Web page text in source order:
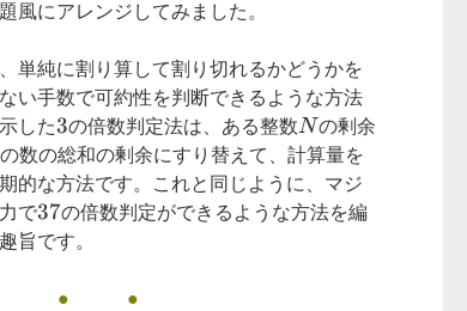
風にアレンジしてみました。
単純に割り算して割り切れるかどうかを
い手数で可約性を判断できるような方法
した3
3の倍数判定法は、ある整数N
Nの剰余
数の総和の剰余にすり替えて、計算量を
的な方法です。これと同じように、マジ
で37
37の倍数判定ができるような方法を編
旨です。
● ●